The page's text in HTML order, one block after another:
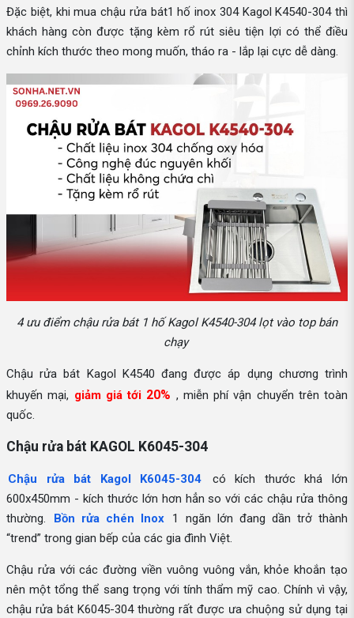
Đặc biệt, khi mua chậu rửa bát1 hố inox 304 Kagol K4540-304 thì
khách hàng còn được tặng kèm rổ rút siêu tiện lợi có thể điều
chỉnh kích thước theo mong muốn, tháo ra - lắp lại cực dễ dàng.
4 ưu điểm chậu rửa bát 1 hố Kagol K4540-304 lọt vào top bán
chạy
Chậu rửa bát Kagol K4540 đang được áp dụng chương trình
khuyến mại, giảm giá tới 20% , miễn phí vận chuyển trên toàn
quốc.
Chậu rửa bát KAGOL K6045-304
Chậu rửa bát Kagol K6045-304
có kích thước khá lớn
600x450mm - kích thước lớn hơn hẳn so với các chậu rửa thông
thường.
Bồn rửa chén Inox
1 ngăn lớn đang dần trở thành
“trend” trong gian bếp của các gia đình Việt.
Chậu rửa với các đường viền vuông vuông vắn, khỏe khoắn tạo
nên một tổng thể sang trọng với tính thẩm mỹ cao. Chính vì vậy,
chậu rửa bát K6045-304 thường rất được ưa chuộng sử dụng tại